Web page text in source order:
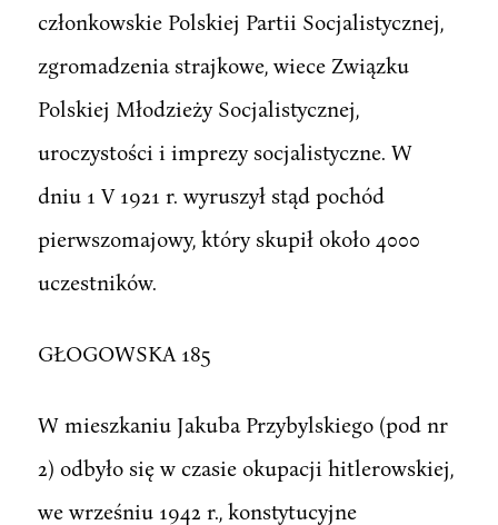
członkowskie Polskiej Partii Socjalistycznej,
zgromadzenia strajkowe, wiece Związku
Polskiej Młodzieży Socjalistycznej,
uroczystości i imprezy socjalistyczne. W
dniu 1 V 1921 r. wyruszył stąd pochód
pierwszomajowy, który skupił około 4000
uczestników.
GŁOGOWSKA 185
W mieszkaniu Jakuba Przybylskiego (pod nr
2) odbyło się w czasie okupacji hitlerowskiej,
we wrześniu 1942 r., konstytucyjne